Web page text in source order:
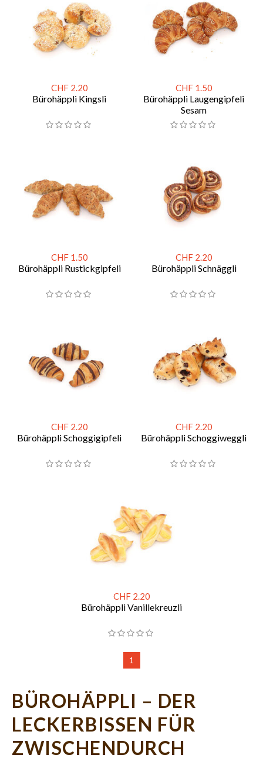
CHF 2.20
Bürohäppli Kingsli
CHF 1.50
Bürohäppli Laugengipfeli
Sesam
CHF 1.50
Bürohäppli Rustickgipfeli
CHF 2.20
Bürohäppli Schnäggli
CHF 2.20
Bürohäppli Schoggigipfeli
CHF 2.20
Bürohäppli Schoggiweggli
CHF 2.20
Bürohäppli Vanillekreuzli
1
BÜROHÄPPLI – DER
LECKERBISSEN FÜR
ZWISCHENDURCH